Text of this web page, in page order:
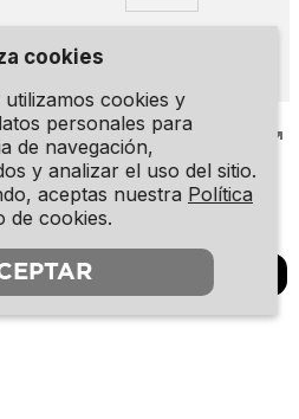
cookies
cookies y
personales para
de navegación,
y analizar el uso del sitio.
aceptas nuestra Política
de cookies.
ARTDECO
Hyaluronic + Replumping Cream
50ml
PRECIO REGULAR: